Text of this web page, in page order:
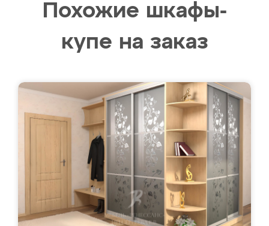
Похожие шкафы-
купе на заказ